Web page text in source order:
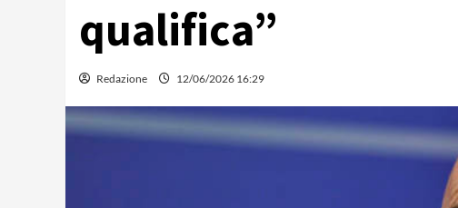
qualifica”
Redazione 12/06/2026 16:29